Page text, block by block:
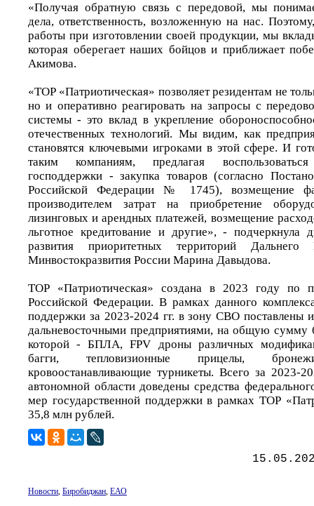
«Получая обратную связь с передовой, мы
дела, ответственность, возложенную на нас.
работы при изготовлении своей продукции, мы
которая оберегает наших бойцов и приближает
Акимова.
«ТОР «Патриотическая» позволяет резидентам не
но и оперативно реагировать на запросы с
системы - это вклад в укрепление
отечественных технологий. Мы видим, как
становятся ключевыми игроками в этой сфере. И
таким компаниям, предлагая
господдержки - закупка товаров (согласно
Российской Федерации № 1745), возмещение
производителем затрат на приобретение
лизинговых и арендных платежей, возмещение
льготное кредитование и другие», - подчеркнула
развития приоритетных территорий
Минвостокразвития России Марина Давыдова.
ТОР «Патриотическая» создана в 2023 году по
Российской Федерации. В рамках данного
поддержки за 2023-2024 гг. в зону СВО поставлены
дальневосточными предприятиями, на общую сумму
которой - БПЛА, FPV дроны различных
багги, тепловизионные прицелы,
кровоостанавливающие турникеты. Всего за 2023-
автономной области доведены средства
мер государственной поддержки в рамках ТОР
35,8 млн рублей.
Новости, Биробиджан, ЕАО